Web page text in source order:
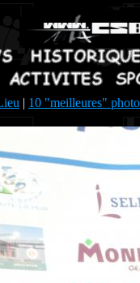
| 10 "meilleures"